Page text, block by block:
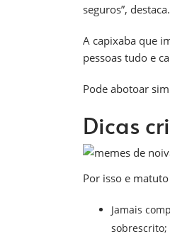
seguros”, destaca.
A capixaba que
pessoas tudo e
Pode abotoar
Dicas
Por isso e
Jamais
sobrescrito;